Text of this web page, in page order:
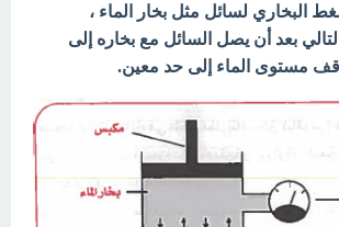
البخاري لسائل مثل بخار الماء ،
بعد أن يصل السائل مع بخاره إلى
مستوى الماء إلى حد معين.